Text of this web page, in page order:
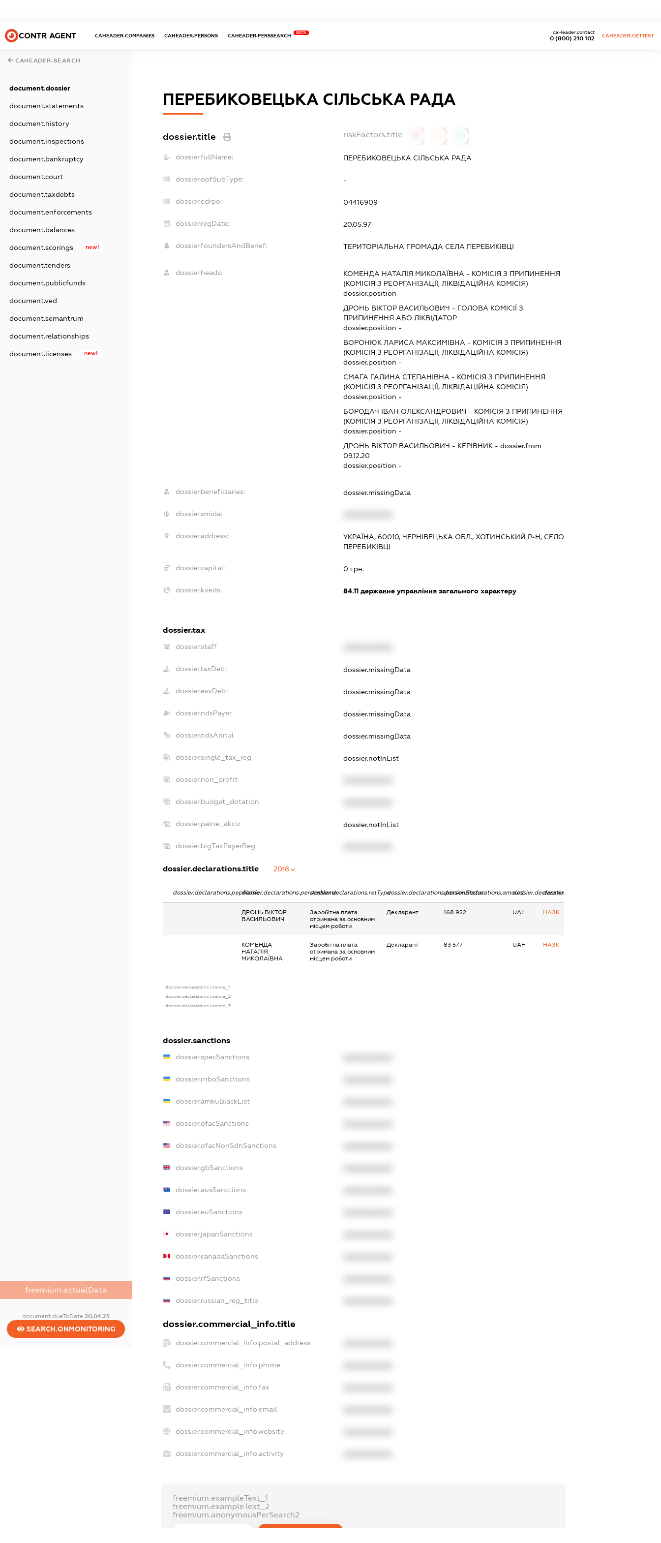
CONTR AGENT CAHEADER.COMPANIES CAHEADER.PERSONS CAHEADER.PERSSEARCH
BETA
0 (800) 210 102
caHeader.contact
CAHEADER.GETTEST
CAHEADER.SEARCH
document.dossier
document.statements
document.history
document.inspections
document.bankruptcy
document.court
document.taxdebts
document.enforcements
document.balances
document.scorings new!
document.tenders
document.publicfunds
document.ved
document.semantrum
document.relationships
document.licenses new!
freemium.actualData
document.dueToDate20.04.25
SEARCH.ONMONITORING
ПЕРЕБИКОВЕЦЬКА СІЛЬСЬКА РАДА
dossier.title riskFactors.title
dossier.fullName: ПЕРЕБИКОВЕЦЬКА СІЛЬСЬКА РАДА
dossier.opfSubType: -
dossier.edrpo: 04416909
dossier.regDate: 20.05.97
dossier.foundersAndBenef: ТЕРИТОРІАЛЬНА ГРОМАДА СЕЛА ПЕРЕБИКІВЦІ
dossier.heads: КОМЕНДА НАТАЛІЯ МИКОЛАЇВНА - КОМІСІЯ З ПРИПИНЕННЯ
(КОМІСІЯ З РЕОРГАНІЗАЦІЇ, ЛІКВІДАЦІЙНА КОМІСІЯ)
dossier.position -
ДРОНЬ ВІКТОР ВАСИЛЬОВИЧ - ГОЛОВА КОМІСІЇ З
ПРИПИНЕННЯ АБО ЛІКВІДАТОР
dossier.position -
ВОРОНЮК ЛАРИСА МАКСИМІВНА - КОМІСІЯ З ПРИПИНЕННЯ
(КОМІСІЯ З РЕОРГАНІЗАЦІЇ, ЛІКВІДАЦІЙНА КОМІСІЯ)
dossier.position -
СМАГА ГАЛИНА СТЕПАНІВНА - КОМІСІЯ З ПРИПИНЕННЯ
(КОМІСІЯ З РЕОРГАНІЗАЦІЇ, ЛІКВІДАЦІЙНА КОМІСІЯ)
dossier.position -
БОРОДАЧ ІВАН ОЛЕКСАНДРОВИЧ - КОМІСІЯ З ПРИПИНЕННЯ
(КОМІСІЯ З РЕОРГАНІЗАЦІЇ, ЛІКВІДАЦІЙНА КОМІСІЯ)
dossier.position -
ДРОНЬ ВІКТОР ВАСИЛЬОВИЧ - КЕРІВНИК - dossier.from
09.12.20
dossier.position -
dossier.beneficiaries: dossier.missingData
dossier.smida:
dossier.address:
УКРАЇНА, 60010, ЧЕРНІВЕЦЬКА ОБЛ., ХОТИНСЬКИЙ Р-Н, СЕЛО
ПЕРЕБИКІВЦІ
dossier.capital: 0 грн.
dossier.kveds: 84.11 державне управління загального характеру
dossier.tax
dossier.staff
dossier.taxDebt dossier.missingData
dossier.esvDebt dossier.missingData
dossier.ndsPayer dossier.missingData
dossier.ndsAnnul dossier.missingData
dossier.single_tax_reg dossier.notInList
dossier.non_profit
dossier.budget_dotation
dossier.palne_akciz dossier.notInList
dossier.bigTaxPayerReg
dossier.declarations.title 2018
dossier.declarations.pepNamedossier.declarations.personNamedossier.declarations.relTypedossier.declarations.personStatusdossier.declarations.amountdossier.declarations.currency
dossier.declarations.source
ДРОНЬ ВІКТОР
ВАСИЛЬОВИЧ
Заробітна плата
отримана за основним
місцем роботи
Декларант 168 922 UAH НАЗК
КОМЕНДА
НАТАЛІЯ
МИКОЛАЇВНА
Заробітна плата
отримана за основним
місцем роботи
Декларант 83 577 UAH НАЗК
dossier.declarations.license_1
dossier.declarations.license_2
dossier.declarations.license_3
dossier.sanctions
dossier.specSanctions
dossier.rnboSanctions
dossier.amkuBlackList
dossier.ofacSanctions
dossier.ofacNonSdnSanctions
dossier.gbSanctions
dossier.ausSanctions
dossier.euSanctions
dossier.japanSanctions
dossier.canadaSanctions
dossier.rfSanctions
dossier.russian_reg_title
dossier.commercial_info.title
dossier.commercial_info.postal_address
dossier.commercial_info.phone
dossier.commercial_info.fax
dossier.commercial_info.email
dossier.commercial_info.website
dossier.commercial_info.activity
freemium.exampleText_1
freemium.exampleText_2
freemium.anonymousPerSearch2